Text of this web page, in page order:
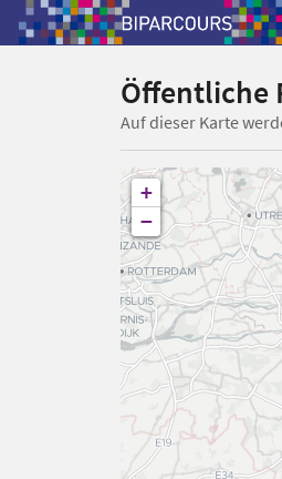
Öffentliche
Auf dieser Karte
+
−